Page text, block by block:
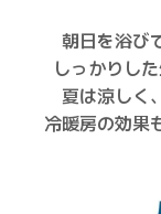
朝日を浴び
しっかりし
夏は涼しく
冷暖房の効果